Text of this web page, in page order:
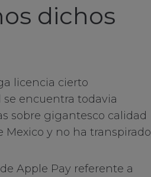
dichos
licencia cierto
encuentra todavia
sobre gigantesco calidad
Mexico y no ha transpirado
Apple Pay referente a